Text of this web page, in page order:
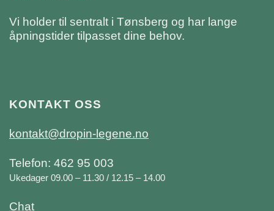
Vi holder til sentralt i Tønsberg og har lange
åpningstider tilpasset dine behov.
KONTAKT OSS
kontakt@dropin-legene.no
Telefon: 462 95 003
Ukedager 09.00 – 11.30 / 12.15 – 14.00
Chat